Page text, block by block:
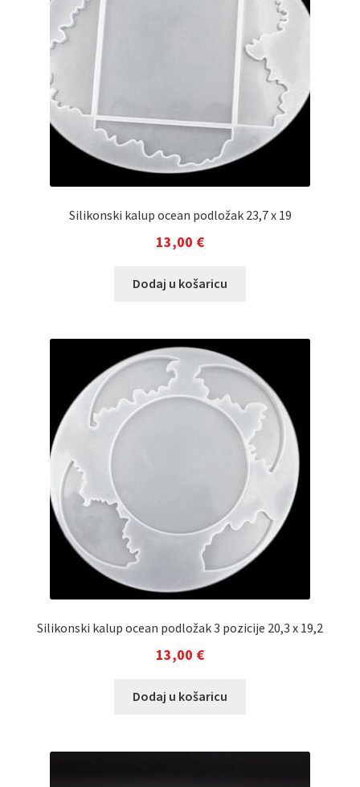
Silikonski kalup ocean podložak 23,7 x 19
13,00 €
Dodaj u košaricu
Silikonski kalup ocean podložak 3 pozicije 20,3 x 19,2
13,00 €
Dodaj u košaricu